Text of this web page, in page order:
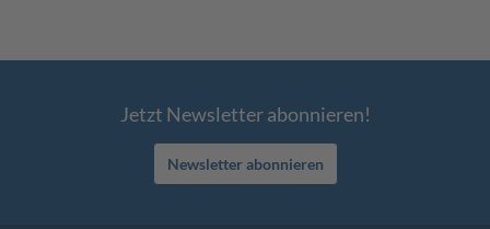
Jetzt Newsletter abonnieren!
Newsletter abonnieren